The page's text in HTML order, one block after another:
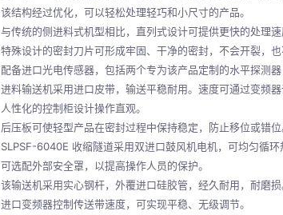
该结构经过优化，可以轻松处理轻巧和小尺寸的产品。
与传统的侧进料式机型相比，直列式设计可提供更快的处理速
特殊设计的密封刀片可形成牢固、干净的密封，不会开裂，也
配备进口光电传感器，包括两个专为该产品定制的水平探测器
进料输送机采用进口皮带，输送平稳耐用。速度可通过变频器
人性化的控制柜设计操作直观。
后压板可使轻型产品在密封过程中保持稳定，防止移位或错位
SLPSF-6040E 收缩隧道采用双进口鼓风机电机，可均匀循环
可选配外部安全罩，以提高操作人员的保护。
该输送机采用实心钢杆，外覆进口硅胶管，经久耐用，耐磨
进口变频器控制传送带速度，可实现平稳、无级调节。